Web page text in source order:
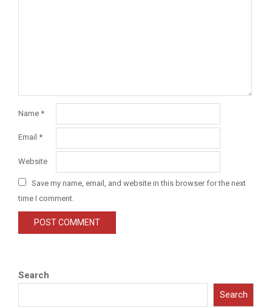
Name *
Email *
Website
Save my name, email, and website in this browser for the next
time I comment.
Search
Search